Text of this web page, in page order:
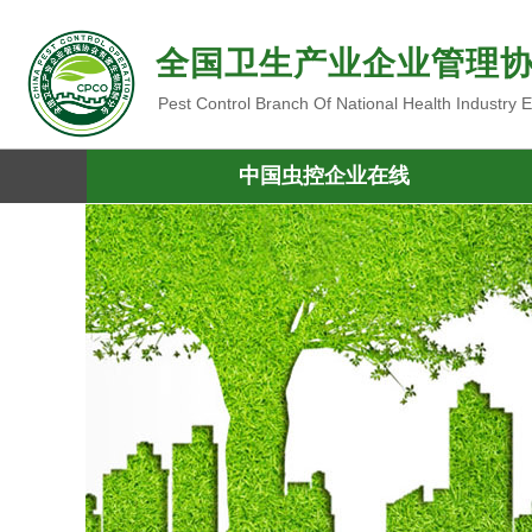
全国卫生产业企业管理
Pest Control Branch Of National Health Industry
中国虫控企业在线